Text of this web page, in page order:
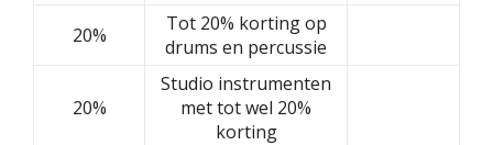
20%
Tot 20% korting op
drums en percussie
20%
Studio instrumenten
met tot wel 20%
korting